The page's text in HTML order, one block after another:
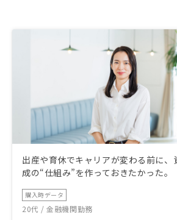
出産や育休でキャリアが変わる前に、
成の“仕組み”を作っておきたかった。
購入時データ
20代 / 金融機関勤務